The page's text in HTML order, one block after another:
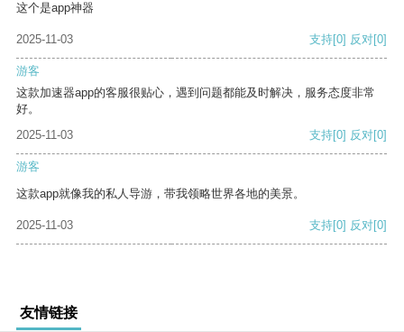
这个是app神器
2025-11-03 支持[0] 反对[0]
游客
这款加速器app的客服很贴心，遇到问题都能及时解决，服务态度非常
好。
2025-11-03
支持[0] 反对[0]
游客
这款app就像我的私人导游，带我领略世界各地的美景。
2025-11-03 支持[0] 反对[0]
友情链接